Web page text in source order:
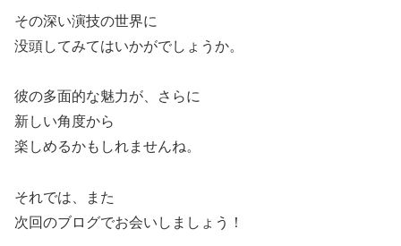
その深い演技の世界に
没頭してみてはいかがでしょうか。
彼の多面的な魅力が、さらに
新しい角度から
楽しめるかもしれませんね。
それでは、また
次回のブログでお会いしましょう！